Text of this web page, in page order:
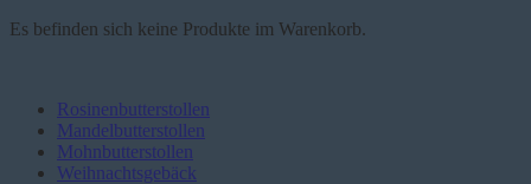
Es befinden sich keine Produkte im Warenkorb.
Rosinenbutterstollen
Mandelbutterstollen
Mohnbutterstollen
Weihnachtsgebäck